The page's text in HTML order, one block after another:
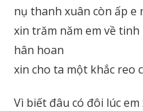
nụ thanh xuân còn ấp
xin trăm năm em về
hân hoan
xin cho ta một khắc reo
Vì biết đâu có đôi lúc em